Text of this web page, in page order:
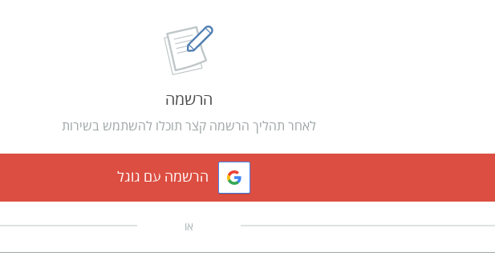
הרשמה
לאחר תהליך הרשמה קצר תוכלו להשתמש בשירות
הרשמה עם גוגל
או